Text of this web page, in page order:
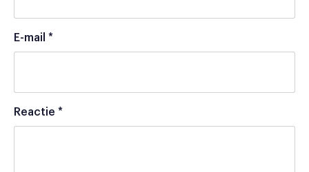
E-mail *
Reactie *